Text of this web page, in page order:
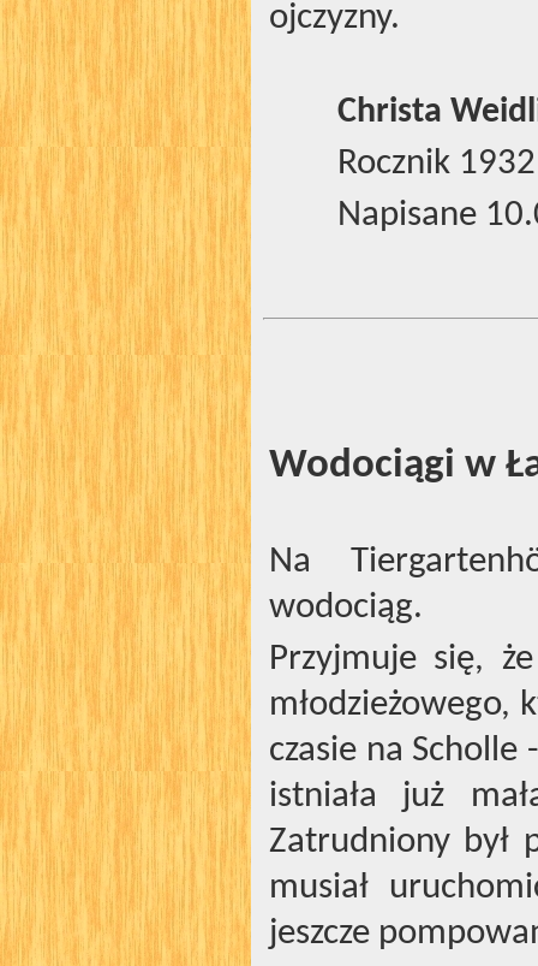
ojczyzny.
Christa
Rocznik
Napisane
Wodociągi w
Na
wodociąg.
Przyjmuje się,
młodzieżowego,
czasie na Scholle
istniała już
Zatrudniony był
musiał
jeszcze